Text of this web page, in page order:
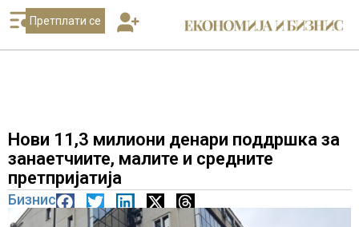
Претплати се
Нови 11,3 милиони денари поддршка за
занаетчиите, малите и средните
претпријатија
Бизнис